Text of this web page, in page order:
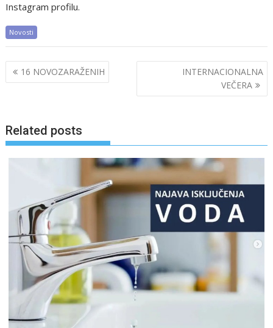
Instagram profilu.
Novosti
Post
navigation
16 NOVOZARAŽENIH
INTERNACIONALNA
VEČERA
Related posts